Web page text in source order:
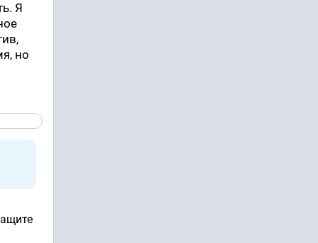
Я
но